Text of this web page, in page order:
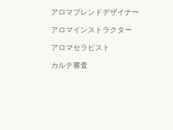
アロマブレンドデザイナー
アロマインストラクター
アロマセラピスト
カルテ審査